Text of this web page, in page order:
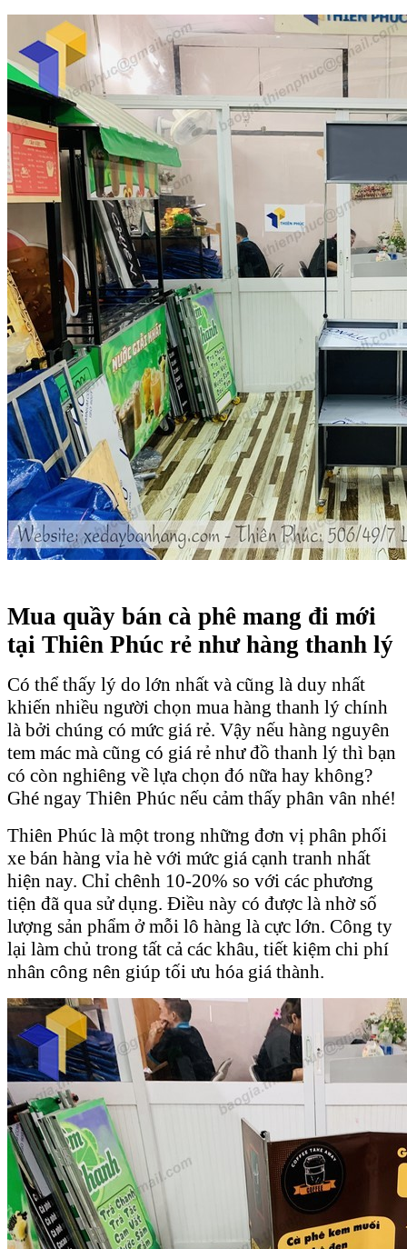
Mua quầy bán cà phê mang đi mới
tại Thiên Phúc rẻ như hàng thanh lý
Có thể thấy lý do lớn nhất và cũng là duy nhất
khiến nhiều người chọn mua hàng thanh lý chính
là bởi chúng có mức giá rẻ. Vậy nếu hàng nguyên
tem mác mà cũng có giá rẻ như đồ thanh lý thì bạn
có còn nghiêng về lựa chọn đó nữa hay không?
Ghé ngay Thiên Phúc nếu cảm thấy phân vân nhé!
Thiên Phúc là một trong những đơn vị phân phối
xe bán hàng vỉa hè với mức giá cạnh tranh nhất
hiện nay. Chỉ chênh 10-20% so với các phương
tiện đã qua sử dụng. Điều này có được là nhờ số
lượng sản phẩm ở mỗi lô hàng là cực lớn. Công ty
lại làm chủ trong tất cả các khâu, tiết kiệm chi phí
nhân công nên giúp tối ưu hóa giá thành.